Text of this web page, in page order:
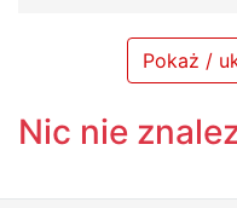
Pokaż /
Nic nie